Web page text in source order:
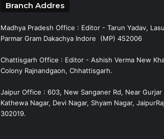
Branch Addres
Madhya Pradesh Office : Editor - Tarun Yadav,
Parmar Gram Dakachya Indore (MP) 452006
Chattisgarh Office : Editor - Ashish Verma New
Colony Rajnandgaon, Chhattisgarh.
Jaipur Office : 603, New Sanganer Rd, Near Gurjar
Kathewa Nagar, Devi Nagar, Shyam Nagar,
302019.